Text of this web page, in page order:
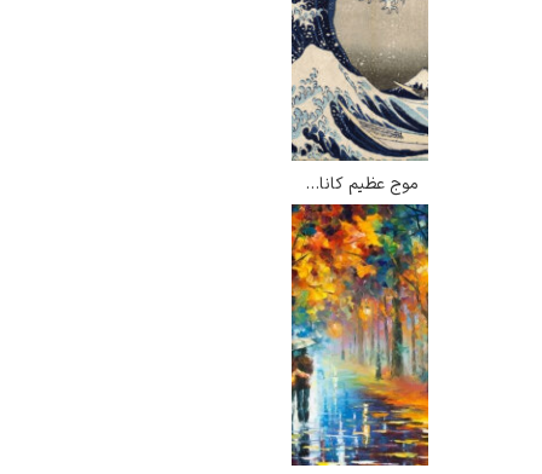
لودویگ دویچ
رامبرانت
پیر آگوست رنوآر
موج عظیم کاناگاوا – کاتسوشیکا هوکوسائی